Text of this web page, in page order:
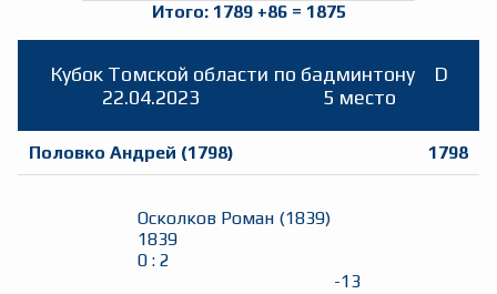
Итого: 1789 +86= 1875
Кубок Томской области по бадминтону
D
22.04.2023
5 место
Половко Андрей (1798) 1798
Осколков Роман (1839)
1839
0: 2
-13